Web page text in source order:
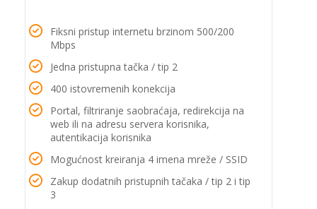
Fiksni pristup internetu brzinom 500/200
Mbps
Jedna pristupna tačka / tip 2
400 istovremenih konekcija
Portal, filtriranje saobraćaja, redirekcija na
web ili na adresu servera korisnika,
autentikacija korisnika
Mogućnost kreiranja 4 imena mreže / SSID
Zakup dodatnih pristupnih tačaka / tip 2 i tip
3